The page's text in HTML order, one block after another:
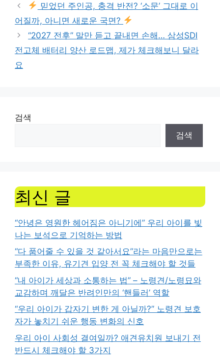
믿었던 주인공, 충격 반전? ‘소문’ 그대로 이
어질까, 아니면 새로운 국면?
“2027 전후” 말만 듣고 끝내면 손해… 삼성SDI
전고체 배터리 양산 로드맵, 제가 체크해보니 달라
요
검색
검색
최신 글
“안녕은 영원한 헤어짐은 아니기에” 우리 아이를 빛
나는 보석으로 기억하는 방법
“다 품어줄 수 있을 것 같아서요”라는 마음만으로는
부족한 이유, 유기견 입양 전 꼭 체크해야 할 것들
“내 아이가 세상과 소통하는 법” – 노령견/노령묘와
교감하며 깨달은 반려인만의 ‘핸들러’ 역할
“우리 아이가 갑자기 변한 게 아닐까?” 노령견 보호
자가 놓치기 쉬운 행동 변화의 신호
우리 아이 사회성 결여일까? 애견유치원 보내기 전
반드시 체크해야 할 3가지